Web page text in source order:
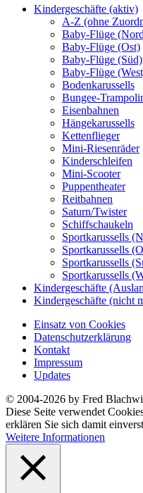
Kindergeschäfte (aktiv)
A-Z (ohne
Baby-Flüge
Baby-Flüge (Ost)
Baby-Flüge (Süd)
Baby-Flüge
Bodenkarussells
Bungee-
Eisenbahnen
Hängekarussells
Kettenflieger
Mini-Riesenräder
Kinderschleifen
Mini-Scooter
Puppentheater
Reitbahnen
Saturn/Twister
Schiffschaukeln
Sportkarussells
Sportkarussells
Sportkarussells
Sportkarussells
Kindergeschäfte
Kindergeschäfte (nicht
Einsatz von Cookies
Datenschutzerklärung
Kontakt
Impressum
Updates
© 2004-2026 by Fred
Diese Seite verwendet
erklären Sie sich damit
Weitere Informationen